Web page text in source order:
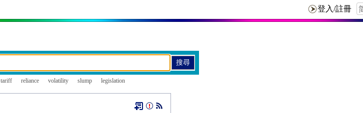
tariff reliance volatility slump legislation